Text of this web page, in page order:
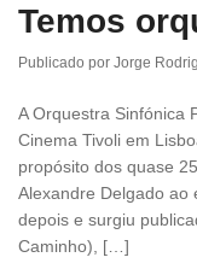
Temos
Publicado por Jorge
A Orquestra Sinfónica
Cinema Tivoli em
propósito dos quase
Alexandre Delgado ao
depois e surgiu
Caminho), […]